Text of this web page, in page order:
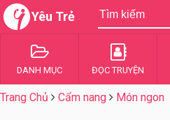
Yêu Trẻ
DANH MỤC ĐỌC TRUYỆN
Trang Chủ Cẩm nang Món ngon